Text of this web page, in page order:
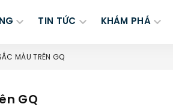
TIN TỨC KHÁM PHÁ
MÀU TRÊN GQ
GQ